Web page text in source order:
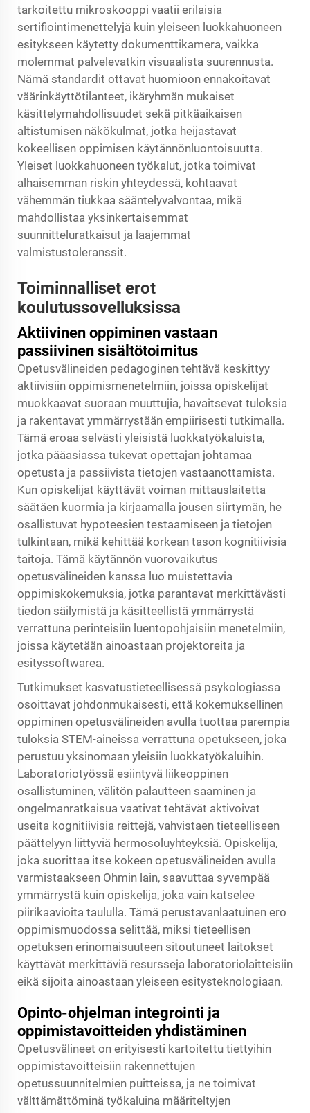
tarkoitettu mikroskooppi vaatii erilaisia
sertifiointimenettelyjä kuin yleiseen luokkahuoneen
esitykseen käytetty dokumenttikamera, vaikka
molemmat palvelevatkin visuaalista suurennusta.
Nämä standardit ottavat huomioon ennakoitavat
väärinkäyttötilanteet, ikäryhmän mukaiset
käsittelymahdollisuudet sekä pitkäaikaisen
altistumisen näkökulmat, jotka heijastavat
kokeellisen oppimisen käytännönluontoisuutta.
Yleiset luokkahuoneen työkalut, jotka toimivat
alhaisemman riskin yhteydessä, kohtaavat
vähemmän tiukkaa sääntelyvalvontaa, mikä
mahdollistaa yksinkertaisemmat
suunnitteluratkaisut ja laajemmat
valmistustoleranssit.
Toiminnalliset erot
koulutussovelluksissa
Aktiivinen oppiminen vastaan
passiivinen sisältötoimitus
Opetusvälineiden pedagoginen tehtävä keskittyy
aktiivisiin oppimismenetelmiin, joissa opiskelijat
muokkaavat suoraan muuttujia, havaitsevat tuloksia
ja rakentavat ymmärrystään empiirisesti tutkimalla.
Tämä eroaa selvästi yleisistä luokkatyökaluista,
jotka pääasiassa tukevat opettajan johtamaa
opetusta ja passiivista tietojen vastaanottamista.
Kun opiskelijat käyttävät voiman mittauslaitetta
säätäen kuormia ja kirjaamalla jousen siirtymän, he
osallistuvat hypoteesien testaamiseen ja tietojen
tulkintaan, mikä kehittää korkean tason kognitiivisia
taitoja. Tämä käytännön vuorovaikutus
opetusvälineiden kanssa luo muistettavia
oppimiskokemuksia, jotka parantavat merkittävästi
tiedon säilymistä ja käsitteellistä ymmärrystä
verrattuna perinteisiin luentopohjaisiin menetelmiin,
joissa käytetään ainoastaan projektoreita ja
esityssoftwarea.
Tutkimukset kasvatustieteellisessä psykologiassa
osoittavat johdonmukaisesti, että kokemuksellinen
oppiminen opetusvälineiden avulla tuottaa parempia
tuloksia STEM-aineissa verrattuna opetukseen, joka
perustuu yksinomaan yleisiin luokkatyökaluihin.
Laboratoriotyössä esiintyvä liikeoppinen
osallistuminen, välitön palautteen saaminen ja
ongelmanratkaisua vaativat tehtävät aktivoivat
useita kognitiivisia reittejä, vahvistaen tieteelliseen
päättelyyn liittyviä hermosoluyhteyksiä. Opiskelija,
joka suorittaa itse kokeen opetusvälineiden avulla
varmistaakseen Ohmin lain, saavuttaa syvempää
ymmärrystä kuin opiskelija, joka vain katselee
piirikaavioita taululla. Tämä perustavanlaatuinen ero
oppimismuodossa selittää, miksi tieteellisen
opetuksen erinomaisuuteen sitoutuneet laitokset
käyttävät merkittäviä resursseja laboratoriolaitteisiin
eikä sijoita ainoastaan yleiseen esitysteknologiaan.
Opinto-ohjelman integrointi ja
oppimistavoitteiden yhdistäminen
Opetusvälineet on erityisesti kartoitettu tiettyihin
oppimistavoitteisiin rakennettujen
opetussuunnitelmien puitteissa, ja ne toimivat
välttämättöminä työkaluina määriteltyjen